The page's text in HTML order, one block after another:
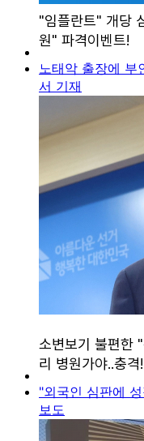
노태악 출장에 부
서 기재
"외국인 심판에
보도